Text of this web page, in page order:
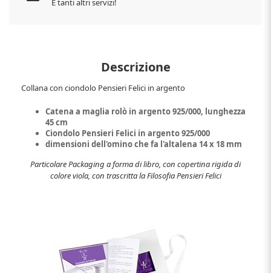
E tanti altri servizi!
Descrizione
Collana con ciondolo Pensieri Felici in argento
Catena a maglia rolò in argento 925/000, lunghezza
45 cm
Ciondolo Pensieri Felici in argento 925/000
dimensioni dell'omino che fa l'altalena 14 x 18 mm
Particolare Packaging a forma di libro, con copertina rigida di
colore viola, con trascritta la Filosofia Pensieri Felici